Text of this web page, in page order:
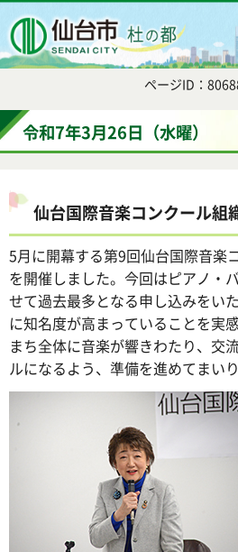
ページID：
令和7年3月26日（水曜）
仙台国際音楽コンクール組
5月に開幕する第9回仙台国際音楽
を開催しました。今回はピアノ・
せて過去最多となる申し込みをい
に知名度が高まっていることを実
まち全体に音楽が響きわたり、交
ルになるよう、準備を進めてまいり